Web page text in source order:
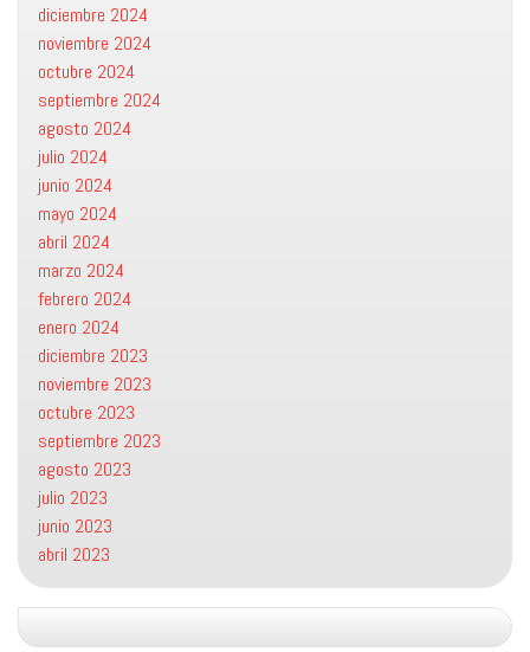
diciembre 2024
noviembre 2024
octubre 2024
septiembre 2024
agosto 2024
julio 2024
junio 2024
mayo 2024
abril 2024
marzo 2024
febrero 2024
enero 2024
diciembre 2023
noviembre 2023
octubre 2023
septiembre 2023
agosto 2023
julio 2023
junio 2023
abril 2023